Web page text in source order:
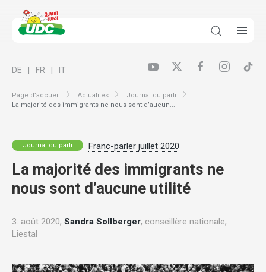
Page d’accueil Actualités
Journal du parti
La majorité des immigrants ne nous sont d’aucun...
DE FR IT
Journal du parti Franc-parler juillet 2020
La majorité des immigrants ne
nous sont d’aucune utilité
3. août 2020, Sandra Sollberger, conseillère nationale,
Liestal